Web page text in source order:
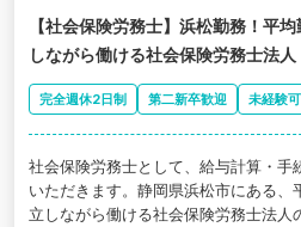
【社会保険労務士】浜松勤務！平
しながら働ける社会保険労務士法人
完全週休2日制 第二新卒歓迎 未経験可
社会保険労務士として、給与計算・手
いただきます。静岡県浜松市にある、
立しながら働ける社会保険労務士法人